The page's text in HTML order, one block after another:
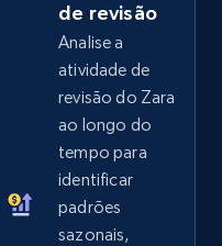
shops on eBay
Seller rating,
Root category, and
Comece agora
de revisão
Analise a
atividade de
revisão do Zara
ao longo do
tempo para
identificar
padrões
sazonais,